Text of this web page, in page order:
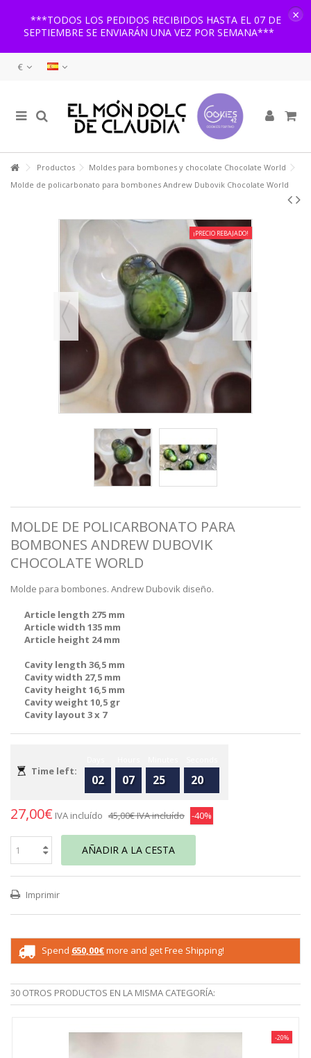
***TODOS LOS PEDIDOS RECIBIDOS HASTA EL 07 DE
SEPTIEMBRE SE ENVIARÁN UNA VEZ POR SEMANA***
×
€
Productos
Moldes para bombones y chocolate Chocolate World
Molde de policarbonato para bombones Andrew Dubovik Chocolate World
¡PRECIO REBAJADO!
MOLDE DE POLICARBONATO PARA
BOMBONES ANDREW DUBOVIK
CHOCOLATE WORLD
Molde para bombones. Andrew Dubovik diseño.
Article length 275 mm
Article width 135 mm
Article height 24 mm
Cavity length 36,5 mm
Cavity width 27,5 mm
Cavity height 16,5 mm
Cavity weight 10,5 gr
Cavity layout 3 x 7
Time left:
02 07 25 20
27,00€ IVA incluído 45,00€IVA incluído -40%
AÑADIR A LA CESTA
Imprimir
Spend 650,00€more and get Free Shipping!
30 OTROS PRODUCTOS EN LA MISMA CATEGORÍA:
-20%